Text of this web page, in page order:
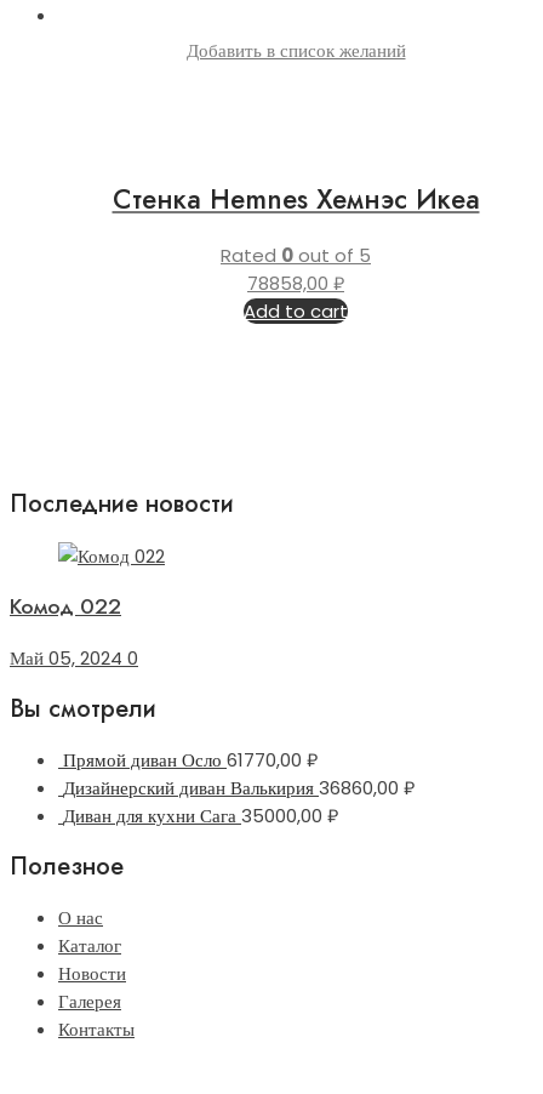
Добавить в список желаний
Стенка Hemnes Хемнэс Икеа
Rated 0out of 5
78858,00 ₽
Add to cart
Последние новости
Комод 022
Май 05, 2024 0
Вы смотрели
Прямой диван Осло 61770,00 ₽
Дизайнерский диван Валькирия36860,00 ₽
Диван для кухни Сага35000,00 ₽
Полезное
О нас
Каталог
Новости
Галерея
Контакты